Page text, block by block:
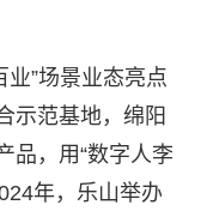
”场景业态亮点
示范基地，绵阳
品，用“数字人李
年，乐山举办